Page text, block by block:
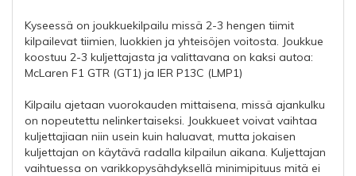
Kyseessä on joukkuekilpailu missä 2-3 hengen tiimit
kilpailevat tiimien, luokkien ja yhteisöjen voitosta. Joukkue
koostuu 2-3 kuljettajasta ja valittavana on kaksi autoa:
McLaren F1 GTR (GT1) ja IER P13C (LMP1)
Kilpailu ajetaan vuorokauden mittaisena, missä ajankulku
on nopeutettu nelinkertaiseksi. Joukkueet voivat vaihtaa
kuljettajiaan niin usein kuin haluavat, mutta jokaisen
kuljettajan on käytävä radalla kilpailun aikana. Kuljettajan
vaihtuessa on varikkopysähdyksellä minimipituus mitä ei